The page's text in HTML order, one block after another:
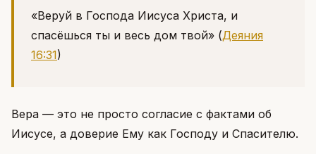
«Веруй в Господа Иисуса Христа, и
спасёшься ты и весь дом твой» (Деяния
16:31)
Вера — это не просто согласие с фактами об
Иисусе, а доверие Ему как Господу и Спасителю.